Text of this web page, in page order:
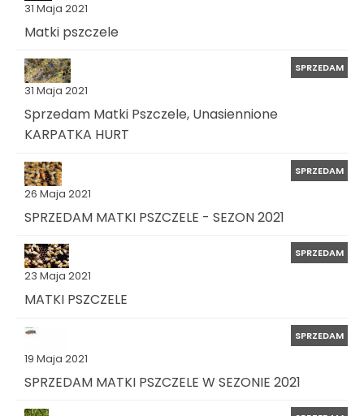
31 Maja 2021
Matki pszczele
31 Maja 2021
SPRZEDAM
Sprzedam Matki Pszczele, Unasiennione
KARPATKA HURT
26 Maja 2021
SPRZEDAM
SPRZEDAM MATKI PSZCZELE - SEZON 2021
23 Maja 2021
SPRZEDAM
MATKI PSZCZELE
19 Maja 2021
SPRZEDAM
SPRZEDAM MATKI PSZCZELE W SEZONIE 2021